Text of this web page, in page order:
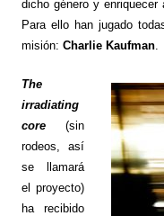
dicho género y
Para ello han jugado
misión: Charlie Kaufman.
The
irradiating
core(sin
rodeos, así
se llamará
el proyecto)
ha recibido